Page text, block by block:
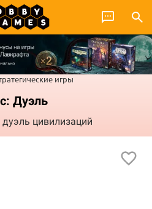
игры
Дуэль
цивилизаций